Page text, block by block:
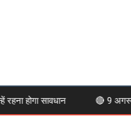
होगा सावधान 🔴 9 अगस्त